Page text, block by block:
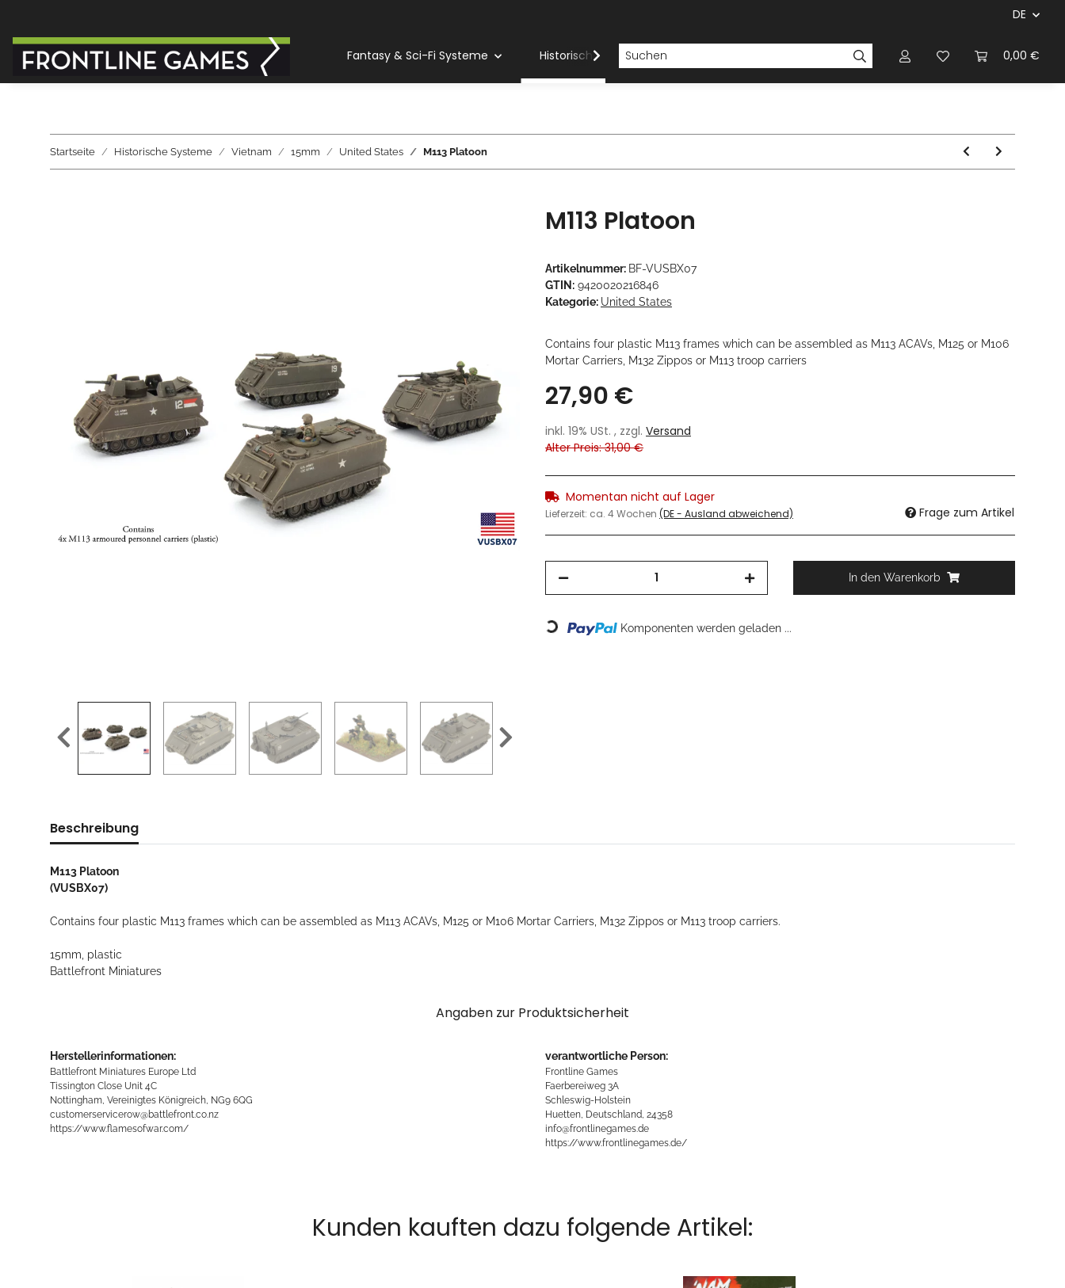
DE
0,00 €
Fantasy & Sci-Fi Systeme Historische Systeme Regelbücher Magazinen &
Startseite Historische Systeme Vietnam 15mm United States M113 Platoon
M113 Platoon
Artikelnummer: BF-VUSBX07
GTIN: 9420020216846
Kategorie: United States
Contains four plastic M113 frames which can be assembled as M113 ACAVs, M125 or M106
Mortar Carriers, M132 Zippos or M113 troop carriers
27,90 €
inkl. 19% USt. , zzgl. Versand
Alter Preis: 31,00 €
Momentan nicht auf Lager
Lieferzeit: ca. 4 Wochen (DE - Ausland abweichend) Frage zum Artikel
In den Warenkorb
Loading... Komponenten werden geladen ...
Beschreibung
M113 Platoon
(VUSBX07)
Contains four plastic M113 frames which can be assembled as M113 ACAVs, M125 or M106 Mortar Carriers, M132 Zippos or M113 troop carriers.
15mm, plastic
Battlefront Miniatures
Angaben zur Produktsicherheit
Herstellerinformationen:
Battlefront Miniatures Europe Ltd
Tissington Close Unit 4C
Nottingham, Vereinigtes Königreich, NG9 6QG
customerservicerow@battlefront.co.nz
https://www.flamesofwar.com/
verantwortliche Person:
Frontline Games
Faerbereiweg 3A
Schleswig-Holstein
Huetten, Deutschland, 24358
info@frontlinegames.de
https://www.frontlinegames.de/
Kunden kauften dazu folgende Artikel: